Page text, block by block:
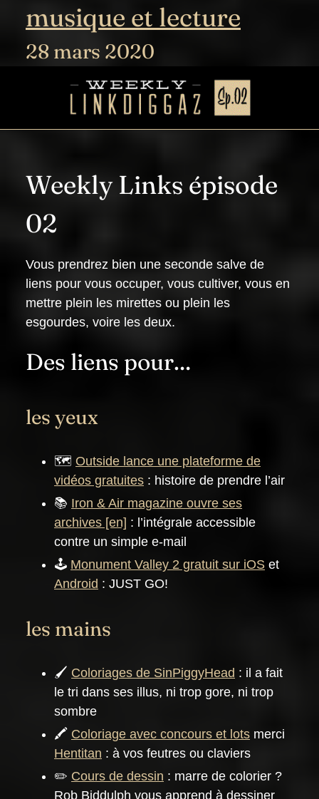
musique et lecture
28 mars 2020
Weekly Links épisode
02
Vous prendrez bien une seconde salve de
liens pour vous occuper, vous cultiver, vous en
mettre plein les mirettes ou plein les
esgourdes, voire les deux.
Des liens pour…
les yeux
🗺️ Outside lance une plateforme de
vidéos gratuites : histoire de prendre l’air
📚 Iron & Air magazine ouvre ses
archives
: l’intégrale accessible
contre un simple e-mail
🕹️ Monument Valley 2 gratuit sur iOS et
Android : JUST GO!
les mains
🖌️ Coloriages de SinPiggyHead : il a fait
le tri dans ses illus, ni trop gore, ni trop
sombre
🖍️ Coloriage avec concours et lots merci
Hentitan : à vos feutres ou claviers
✏️ Cours de dessin : marre de colorier ?
Rob Biddulph vous apprend à dessiner